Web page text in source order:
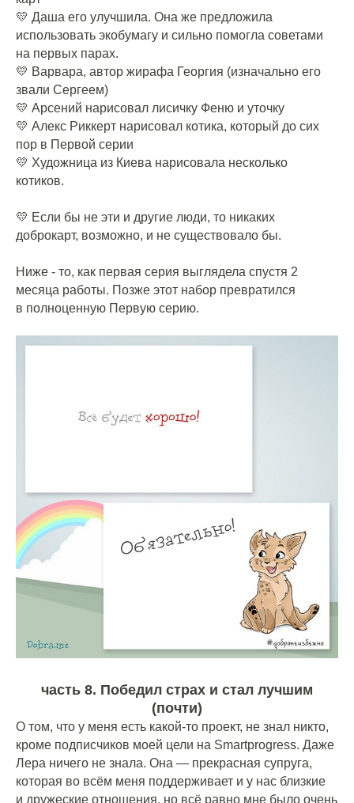
💛 Даша его улучшила. Она же предложила
использовать экобумагу и сильно помогла советами
на первых парах.
💛 Варвара, автор жирафа Георгия (изначально его
звали Сергеем)
💛 Арсений нарисовал лисичку Феню и уточку
💛 Алекс Риккерт нарисовал котика, который до сих
пор в Первой серии
💛 Художница из Киева нарисовала несколько
котиков.
💛 Если бы не эти и другие люди, то никаких
доброкарт, возможно, и не существовало бы.
Ниже - то, как первая серия выглядела спустя 2
месяца работы. Позже этот набор превратился
в полноценную Первую серию.
часть 8. Победил страх и стал лучшим
(почти)
О том, что у меня есть какой-то проект, не знал никто,
кроме подписчиков моей цели на Smartprogress. Даже
Лера ничего не знала. Она — прекрасная супруга,
которая во всём меня поддерживает и у нас близкие
и дружеские отношения, но всё равно мне было очень